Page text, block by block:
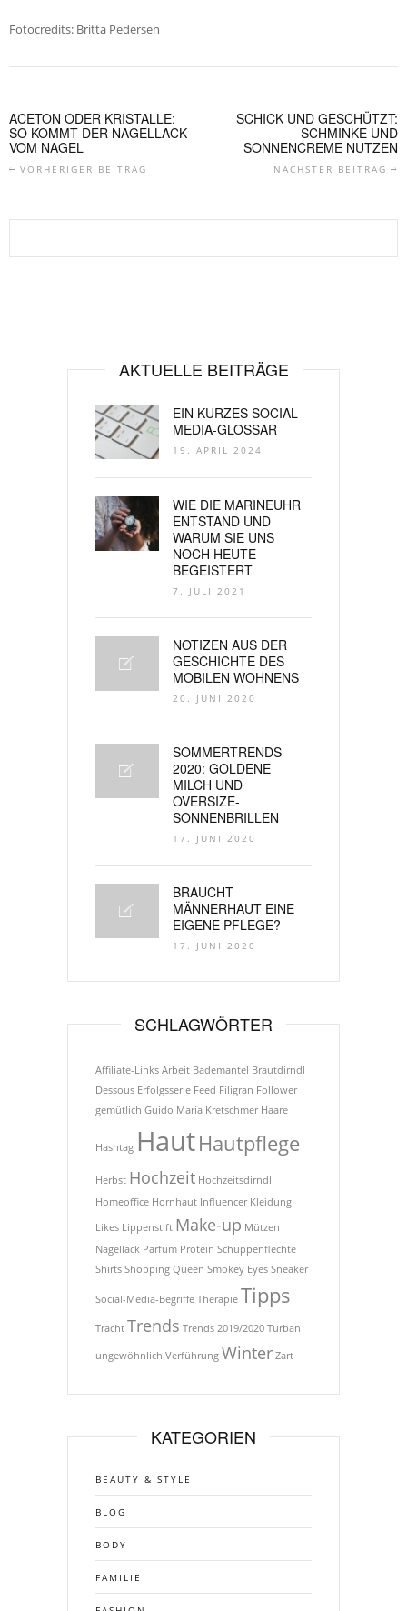
Fotocredits: Britta Pedersen
ACETON ODER KRISTALLE:
SO KOMMT DER NAGELLACK
VOM NAGEL
VORHERIGER BEITRAG
SCHICK UND GESCHÜTZT:
SCHMINKE UND
SONNENCREME NUTZEN
NÄCHSTER BEITRAG
AKTUELLE BEITRÄGE
EIN KURZES SOCIAL-
MEDIA-GLOSSAR
19. APRIL 2024
WIE DIE MARINEUHR
ENTSTAND UND
WARUM SIE UNS
NOCH HEUTE
BEGEISTERT
7. JULI 2021
NOTIZEN AUS DER
GESCHICHTE DES
MOBILEN WOHNENS
20. JUNI 2020
SOMMERTRENDS
2020: GOLDENE
MILCH UND
OVERSIZE-
SONNENBRILLEN
17. JUNI 2020
BRAUCHT
MÄNNERHAUT EINE
EIGENE PFLEGE?
17. JUNI 2020
SCHLAGWÖRTER
Affiliate-Links Arbeit Bademantel Brautdirndl
Dessous Erfolgsserie Feed Filigran Follower
gemütlich Guido Maria Kretschmer Haare
Hashtag HautHautpflege
Herbst Hochzeit Hochzeitsdirndl
Homeoffice Hornhaut Influencer Kleidung
Likes Lippenstift Make-up Mützen
Nagellack Parfum Protein Schuppenflechte
Shirts Shopping Queen Smokey Eyes Sneaker
Social-Media-Begriffe Therapie Tipps
Tracht Trends Trends 2019/2020 Turban
ungewöhnlich Verführung Winter Zart
KATEGORIEN
BEAUTY & STYLE
BLOG
BODY
FAMILIE